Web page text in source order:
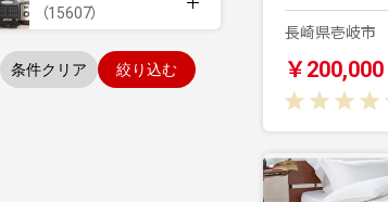
（15607）
条件クリア 絞り込む
長崎県壱岐市
￥200,000